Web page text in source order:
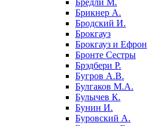
Бредли М.
Брикнер А.
Бродский И.
Брокгауз
Брокгауз и Ефрон
Бронте Сестры
Брэдбери Р.
Бугров А.В.
Булгаков М.А.
Булычев К.
Бунин И.
Буровский А.